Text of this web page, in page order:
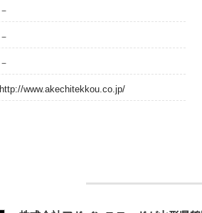
－
－
－
http://www.akechitekkou.co.jp/